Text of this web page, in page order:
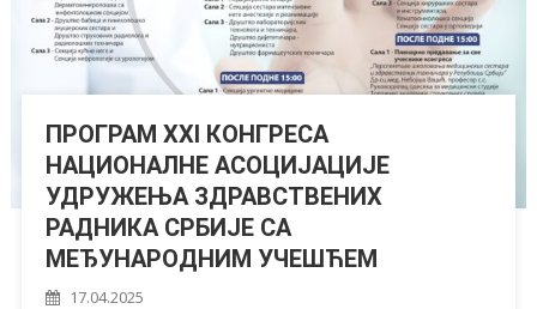
ПРОГРАМ XXI КОНГРЕСА
НАЦИОНАЛНЕ АСОЦИЈАЦИЈЕ
УДРУЖЕЊА ЗДРАВСТВЕНИХ
РАДНИКА СРБИЈЕ СА
МЕЂУНАРОДНИМ УЧЕШЋЕМ
17.04.2025